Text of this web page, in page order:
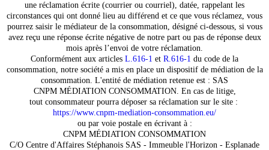
une réclamation écrite (courrier ou courriel), datée, rappelant les
circonstances qui ont donné lieu au différend et ce que vous réclamez, vous
pourrez saisir le médiateur de la consommation, désigné ci-dessous, si vous
avez reçu une réponse écrite négative de notre part ou pas de réponse deux
mois après l’envoi de votre réclamation.
Conformément aux articles L.616-1 et R.616-1 du code de la
consommation, notre société a mis en place un dispositif de médiation de la
consommation. L'entité de médiation retenue est : SAS
CNPM MÉDIATION CONSOMMATION. En cas de litige,
tout consommateur pourra déposer sa réclamation sur le site :
https://www.cnpm-mediation-consommation.eu/
ou par voie postale en écrivant à :
CNPM MÉDIATION CONSOMMATION
C/O Centre d'Affaires Stéphanois SAS - Immeuble l'Horizon - Esplanade